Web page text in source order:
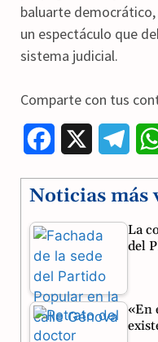
baluarte
un espectáculo que
sistema judicial.
Comparte con tus
c
e
b
o
o
l
e
a
Noticias más
La
del
«En